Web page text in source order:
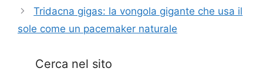
Tridacna gigas: la vongola gigante che usa il
sole come un pacemaker naturale
Cerca nel sito